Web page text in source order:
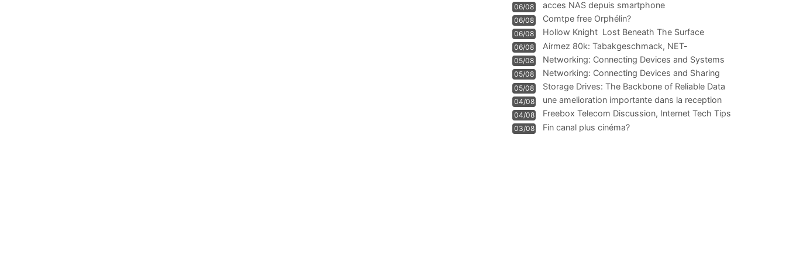
06/08 acces NAS depuis smartphone
06/08 Comtpe free Orphélin?
06/08 Hollow Knight  Lost Beneath The Surface
06/08
Airmez 80k: Tabakgeschmack, NET-
Technologie und Leistung im
05/08 Networking: Connecting Devices and Systems
05/08
Networking: Connecting Devices and Sharing
Information
05/08
Storage Drives: The Backbone of Reliable Data
Management
04/08
une amelioration importante dans la reception
WIFI
04/08
Freebox Telecom Discussion, Internet Tech Tips
Communi
03/08 Fin canal plus cinéma?